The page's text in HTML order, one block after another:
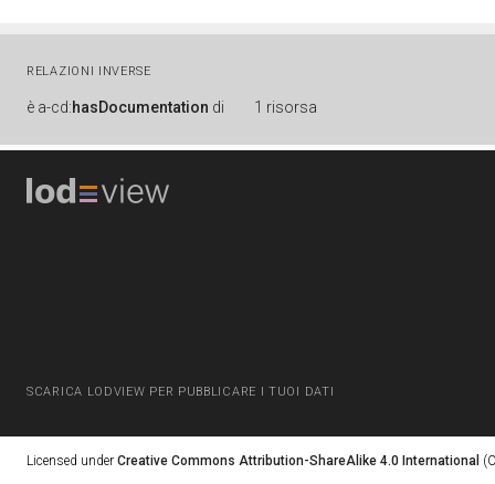
RELAZIONI INVERSE
è a-cd:hasDocumentation di 1 risorsa
SCARICA LODVIEW PER PUBBLICARE I TUOI DATI
Licensed under Creative Commons Attribution-ShareAlike 4.0 International